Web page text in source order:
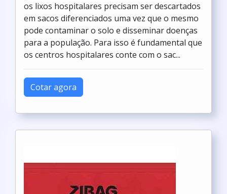
os lixos hospitalares precisam ser descartados
em sacos diferenciados uma vez que o mesmo
pode contaminar o solo e disseminar doenças
para a população. Para isso é fundamental que
os centros hospitalares conte com o sac...
Cotar agora